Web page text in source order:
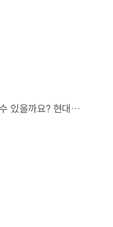
도로도 이정표도 없는 하늘.스카이 모빌리티는 어떻게 목적지까지 이동할 수 있을까요? 현대진행형 팟캐스트 EP.20에서 확인하세요.📻 #현대자동차그룹 #현대진행형 #모빌리티팟캐스트 #하늘길 #스카이모빌리티 #우주 #우주항공 #자율주행 #모빌리티